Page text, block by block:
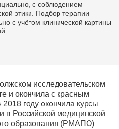
с соблюдением
этики. Подбор терапии
с учётом клинической картины
исследовательском
и окончила с красным
году окончила курсы
Российской медицинской
образования (РМАПО)